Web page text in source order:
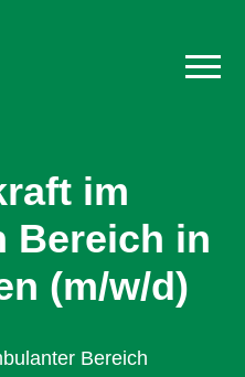
im
Bereich in
(m/w/d)
Bereich